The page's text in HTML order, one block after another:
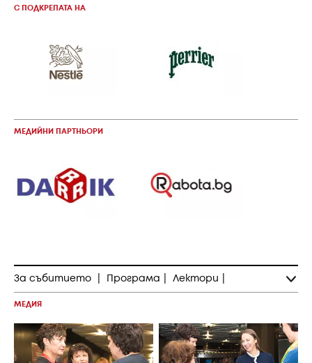
С ПОДКРЕПАТА НА
МЕДИЙНИ ПАРТНЬОРИ
За събитието Програма Лектори
МЕДИЯ